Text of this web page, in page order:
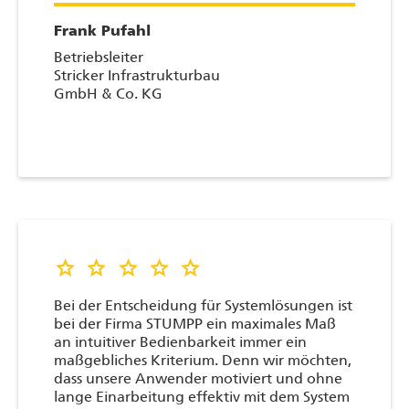
Ein gutes Beispiel ist das MTS-NAVI, das
ohne Schnörkel oder Firlefanz konzipiert ist
und bei dem sich jeder Geräteführer, der ein
Handy bedienen kann, schnell und einfach
unerfahrene Nutzer schnell und
reibungslosen Wechsel zwischen
der Heterogenität unseres Fuhrparks
entscheidend ist. Ein weiterer Pluspunkt: die
MTS-Geräte funktionieren durchweg
zuverlässig.
Frank Pufahl
Betriebsleiter
Stricker Infrastrukturbau
GmbH & Co. KG
star star star star star
Bei der Entscheidung für Systemlösungen ist
bei der Firma STUMPP ein maximales Maß
an intuitiver Bedienbarkeit immer ein
maßgebliches Kriterium. Denn wir möchten,
dass unsere Anwender motiviert und ohne
lange Einarbeitung effektiv mit dem System